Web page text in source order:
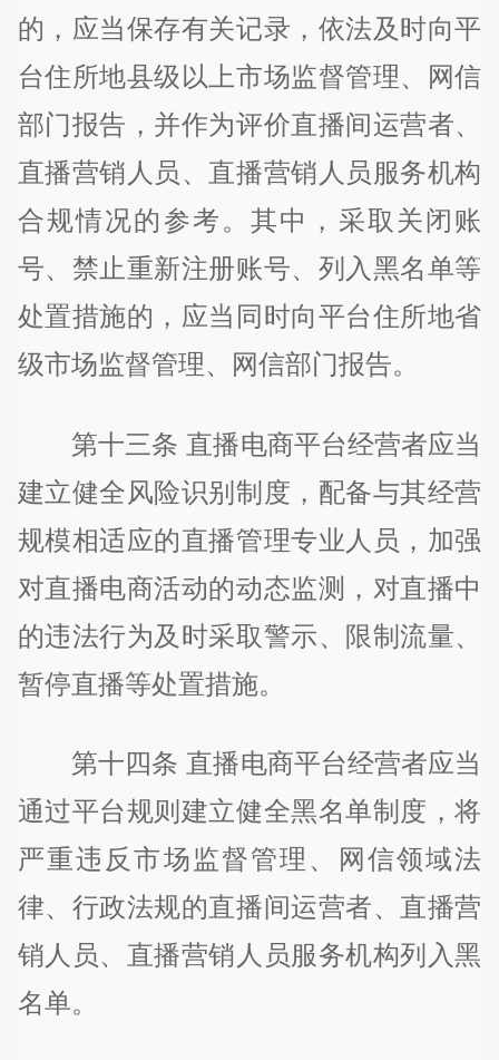
的，应当保存有关记录，依法及时向平
台住所地县级以上市场监督管理、网信
部门报告，并作为评价直播间运营者、
直播营销人员、直播营销人员服务机构
合规情况的参考。其中，采取关闭账
号、禁止重新注册账号、列入黑名单等
处置措施的，应当同时向平台住所地省
级市场监督管理、网信部门报告。
第十三条 直播电商平台经营者应当
建立健全风险识别制度，配备与其经营
规模相适应的直播管理专业人员，加强
对直播电商活动的动态监测，对直播中
的违法行为及时采取警示、限制流量、
暂停直播等处置措施。
第十四条 直播电商平台经营者应当
通过平台规则建立健全黑名单制度，将
严重违反市场监督管理、网信领域法
律、行政法规的直播间运营者、直播营
销人员、直播营销人员服务机构列入黑
名单。